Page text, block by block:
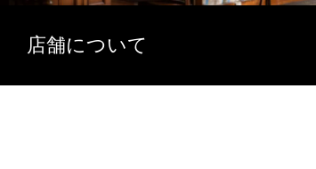
店舗について